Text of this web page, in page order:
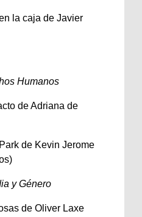
la caja de Javier
Humanos
de Adriana de
de Kevin Jerome
y Género
de Oliver Laxe